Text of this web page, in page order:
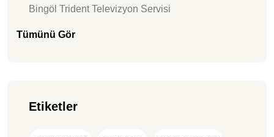
Bingöl Trident Televizyon Servisi
Tümünü Gör
Etiketler